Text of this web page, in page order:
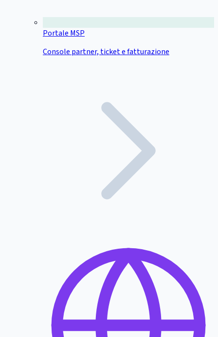
Portale MSP
Console partner, ticket e fatturazione